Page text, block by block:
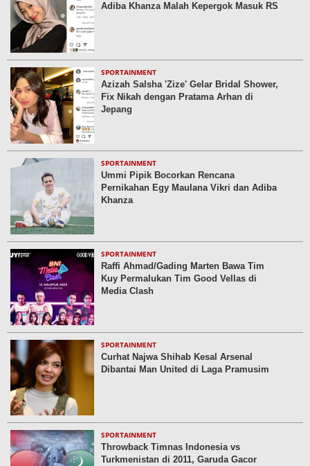
Adiba Khanza Malah Kepergok Masuk RS
SPORTAINMENT
Azizah Salsha 'Zize' Gelar Bridal Shower,
Fix Nikah dengan Pratama Arhan di
Jepang
SPORTAINMENT
Ummi Pipik Bocorkan Rencana
Pernikahan Egy Maulana Vikri dan Adiba
Khanza
SPORTAINMENT
Raffi Ahmad/Gading Marten Bawa Tim
Kuy Permalukan Tim Good Vellas di
Media Clash
SPORTAINMENT
Curhat Najwa Shihab Kesal Arsenal
Dibantai Man United di Laga Pramusim
SPORTAINMENT
Throwback Timnas Indonesia vs
Turkmenistan di 2011, Garuda Gacor